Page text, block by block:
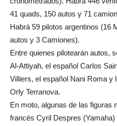
41 quads, 150 autos y 71
Habrá 59 pilotos argentinos (16
autos y 3 Camiones).
Entre quienes pilotearán autos,
Al-Attiyah, el español Carlos
Villiers, el español Nani Roma y
Orly Terranova.
En moto, algunas de las figuras
francés Cyril Despres